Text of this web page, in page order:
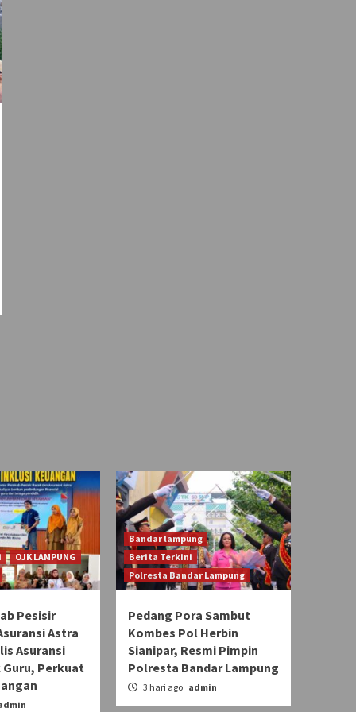
OJK LAMPUNG
Pesisir
Astra
Asuransi
Perkuat
Bandar lampung
Berita Terkini
Polresta Bandar Lampung
Pedang Pora Sambut
Kombes Pol Herbin
Sianipar, Resmi Pimpin
Polresta Bandar Lampung
3 hari ago admin